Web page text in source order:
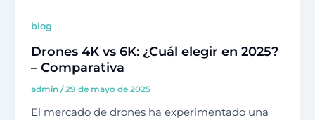
blog
Drones 4K vs 6K: ¿Cuál elegir en 2025?
– Comparativa
admin/29 de mayo de 2025
El mercado de drones ha experimentado una